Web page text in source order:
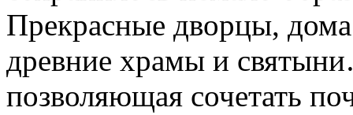
Прекрасные дворцы,
древние храмы и
позволяющая сочетать